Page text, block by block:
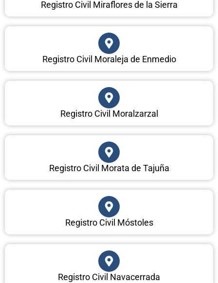
Registro Civil Miraflores de la Sierra
Registro Civil Moraleja de Enmedio
Registro Civil Moralzarzal
Registro Civil Morata de Tajuña
Registro Civil Móstoles
Registro Civil Navacerrada